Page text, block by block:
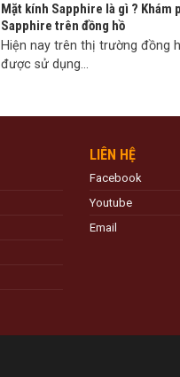
Mặt kính Sapphire là gì ? Khám
Sapphire trên đồng hồ
Hiện nay trên thị trường đồng
được sử dụng...
LIÊN HỆ
Facebook
Youtube
Email